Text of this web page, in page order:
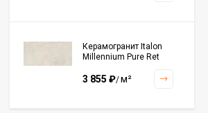
Керамогранит Italon
Millennium Pure Ret
3 855 ₽/м²